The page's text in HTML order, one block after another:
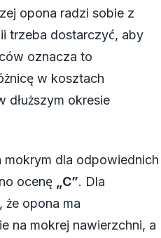
opona radzi sobie z
trzeba dostarczyć, aby
oznacza to
w kosztach
dłuższym okresie
mokrym dla odpowiednich
ocenę
„C”. Dla
że opona ma
na mokrej nawierzchni, a